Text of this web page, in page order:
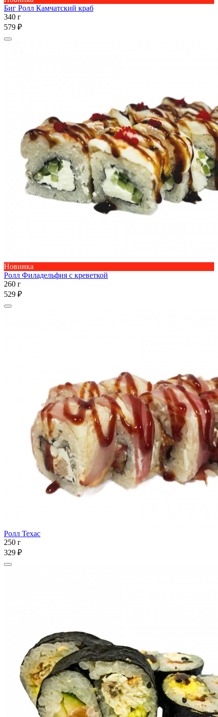
Биг Ролл Камчатский краб
340 г
579 ₽
Новинка
Ролл Филадельфия с креветкой
260 г
529 ₽
Ролл Техас
250 г
329 ₽